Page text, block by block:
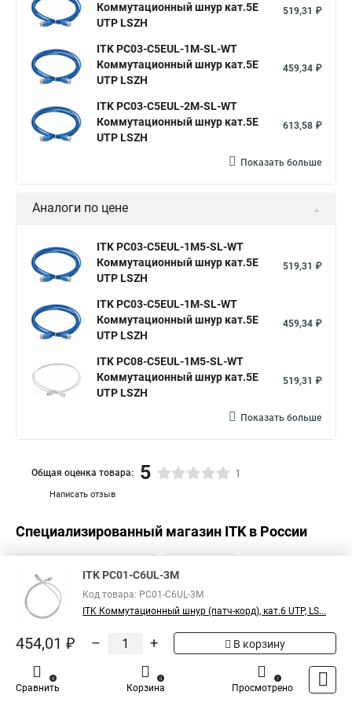
Коммутационный шнур кат.5E
UTP LSZH
519,31 ₽
ITK PC03-C5EUL-1M-SL-WT
Коммутационный шнур кат.5E
UTP LSZH
459,34 ₽
ITK PC03-C5EUL-2M-SL-WT
Коммутационный шнур кат.5E
UTP LSZH
613,58 ₽
Показать больше
Аналоги по цене
ITK PC03-C5EUL-1M5-SL-WT
Коммутационный шнур кат.5E
UTP LSZH
519,31 ₽
ITK PC03-C5EUL-1M-SL-WT
Коммутационный шнур кат.5E
UTP LSZH
459,34 ₽
ITK PC08-C5EUL-1M5-SL-WT
Коммутационный шнур кат.5E
UTP LSZH
519,31 ₽
Показать больше
Написать отзыв
Общая оценка товара: 5 1
Специализированный магазин ITKв России
ITK PC01-C6UL-3M
Код товара: PC01-C6UL-3M
ITK Коммутационный шнур (патч-корд), кат.6 UTP, LS...
454,01 ₽ – + В корзину
Сравнить
0
Корзина
0
Просмотрено
1